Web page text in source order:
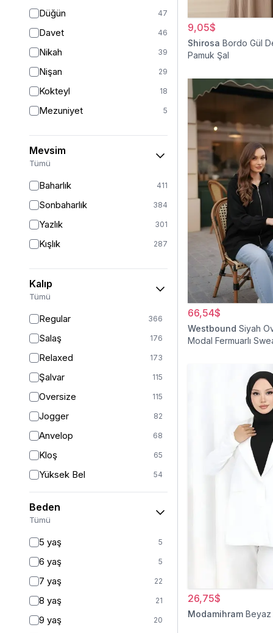
Düğün 47
Davet 46
Nikah 39
Nişan 29
Kokteyl 18
Mezuniyet 5
Mevsim
Tümü
Baharlık 411
Sonbaharlık 384
Yazlık 301
Kışlık 287
Kalıp
Tümü
Regular 366
Salaş 176
Relaxed 173
Şalvar 115
Oversize 115
Jogger 82
Anvelop 68
Kloş 65
Yüksek Bel 54
Geniş Paça 40
Palazzo 27
Beden
Tümü
5 yaş 5
6 yaş 5
7 yaş 22
8 yaş 21
9 yaş 20
9,05$
Shirosa Bordo Gül
Pamuk Şal
66,54$
Westbound Siyah
Modal Fermuarlı
26,75$
Modamihram